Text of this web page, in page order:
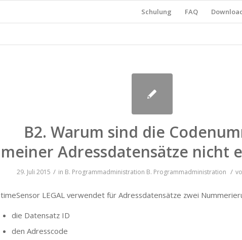
Schulung FAQ
B2. Warum sind die
meiner Adressdatensätze nicht
29. Juli 2015 / in B. Programmadministration B. Programmadministration /
timeSensor LEGAL verwendet für Adressdatensätze zwei
die Datensatz ID
den Adresscode